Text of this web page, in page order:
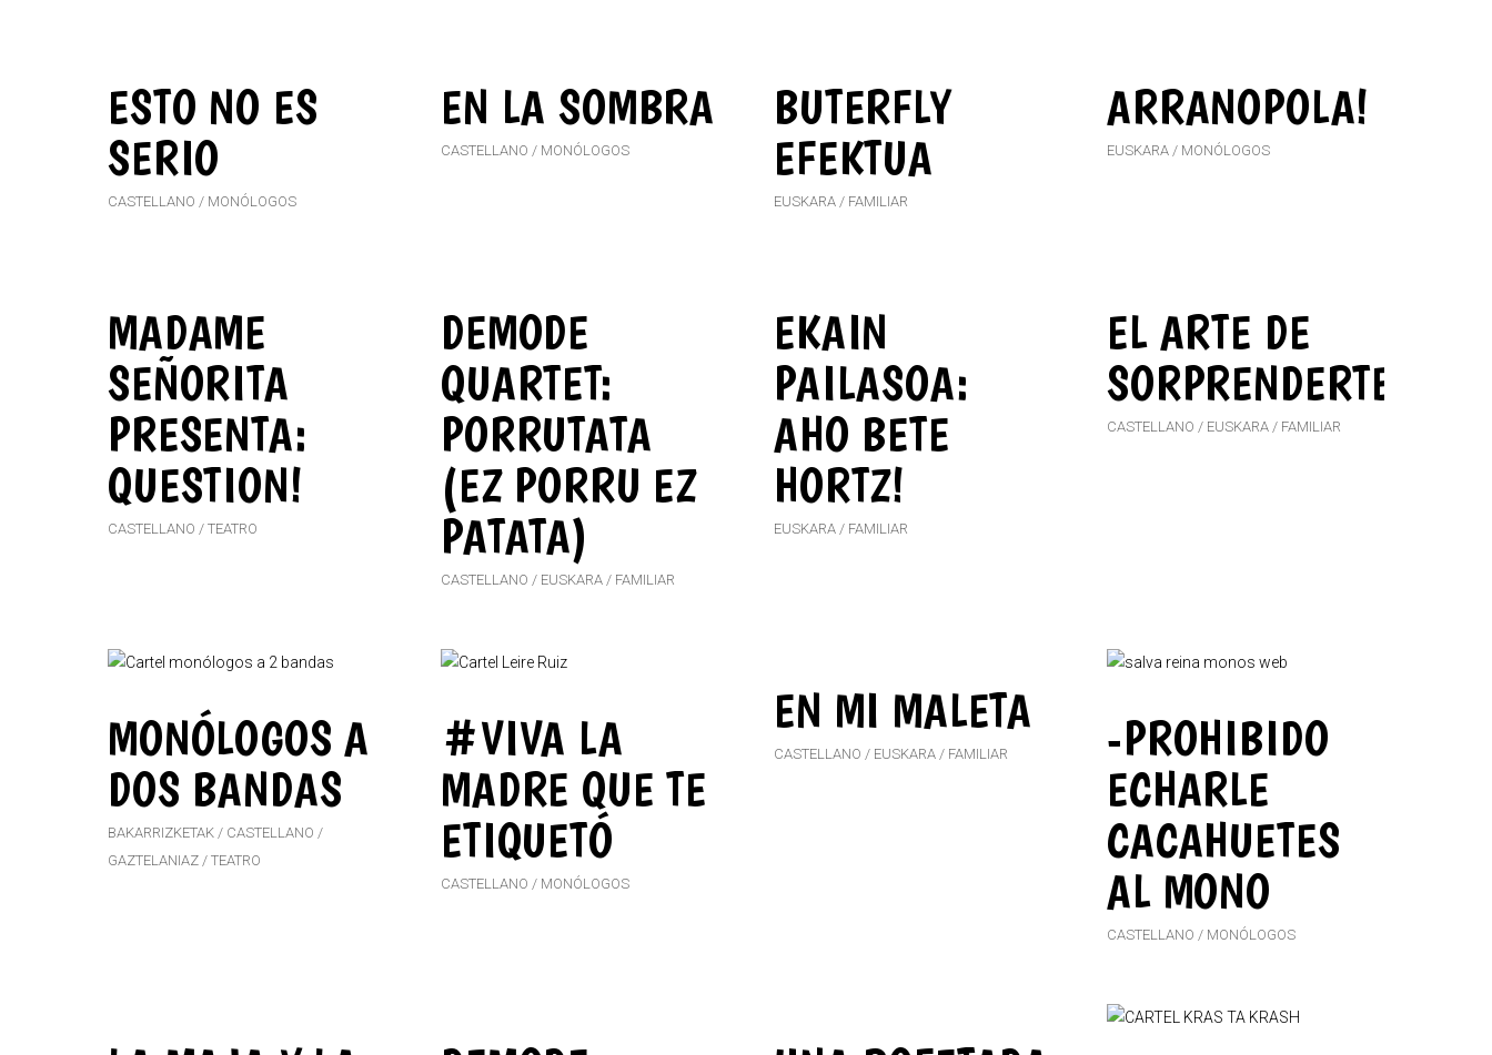
ESTO NO ES
SERIO
CASTELLANO MONÓLOGOS
EN LA SOMBRA
CASTELLANO MONÓLOGOS
BUTERFLY
EFEKTUA
EUSKARA FAMILIAR
ARRANOPOLA!
EUSKARA MONÓLOGOS
MADAME
SEÑORITA
PRESENTA:
QUESTION!
CASTELLANO TEATRO
DEMODE
QUARTET:
PORRUTATA
(EZ PORRU EZ
PATATA)
CASTELLANO EUSKARA FAMILIAR
EKAIN
PAILASOA:
AHO BETE
HORTZ!
EUSKARA FAMILIAR
EL ARTE DE
SORPRENDERTE
CASTELLANO EUSKARA FAMILIAR
MONÓLOGOS A
DOS BANDAS
BAKARRIZKETAK
CASTELLANO
GAZTELANIAZ
TEATRO
#VIVA LA
MADRE QUE TE
ETIQUETÓ
CASTELLANO MONÓLOGOS
EN MI MALETA
CASTELLANO EUSKARA FAMILIAR
-PROHIBIDO
ECHARLE
CACAHUETES
AL MONO
CASTELLANO MONÓLOGOS